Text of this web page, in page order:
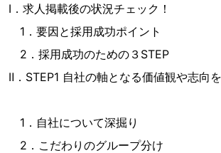
Ⅰ．求人掲載後の状況チェック！
1．要因と採用成功ポイント
2．採用成功のための３STEP
Ⅱ．STEP1 自社の軸となる価値観や志
1．自社について深掘り
2．こだわりのグループ分け